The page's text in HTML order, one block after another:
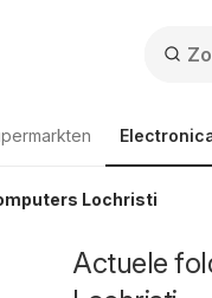
Lochristi
Actuele